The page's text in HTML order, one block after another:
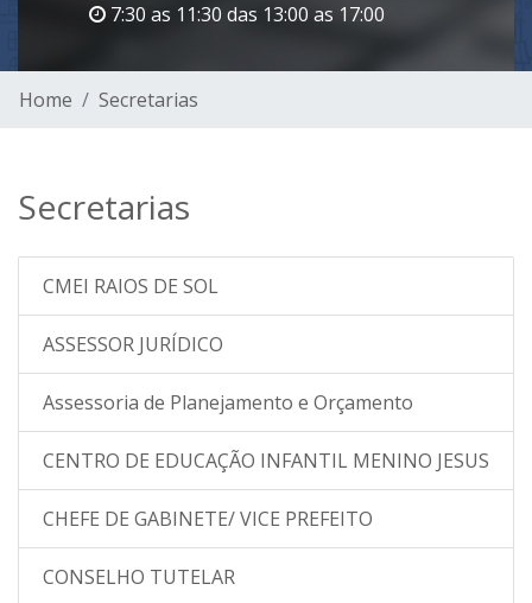
7:30 as 11:30 das 13:00 as 17:00
Home Secretarias
Secretarias
CMEI RAIOS DE SOL
ASSESSOR JURÍDICO
Assessoria de Planejamento e Orçamento
CENTRO DE EDUCAÇÃO INFANTIL MENINO JESUS
CHEFE DE GABINETE/ VICE PREFEITO
CONSELHO TUTELAR